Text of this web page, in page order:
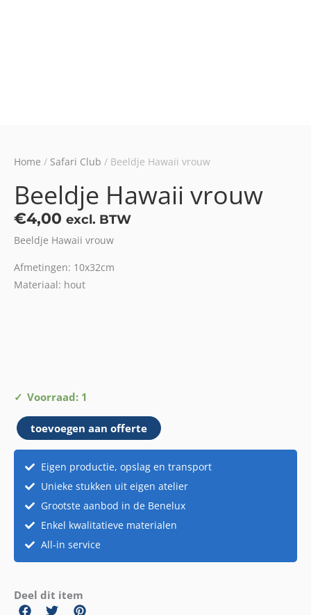
Home / Safari Club / Beeldje Hawaii vrouw
Beeldje Hawaii vrouw
€4,00 excl. BTW
Beeldje Hawaii vrouw
Afmetingen: 10x32cm
Materiaal: hout
Voorraad: 1
Beeldje
Hawaii
vrouw
aantal
toevoegen aan offerte
Eigen productie, opslag en transport
Unieke stukken uit eigen atelier
Grootste aanbod in de Benelux
Enkel kwalitatieve materialen
All-in service
Deel dit item